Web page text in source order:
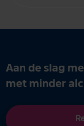
Aan de slag
met minder